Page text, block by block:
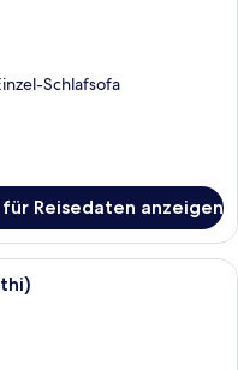
Schlafsofa
für Reisedaten anzeigen
Pool mit Überlauf auf dem